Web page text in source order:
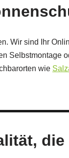
Wir sind Ihr
Selbstmontage
wie